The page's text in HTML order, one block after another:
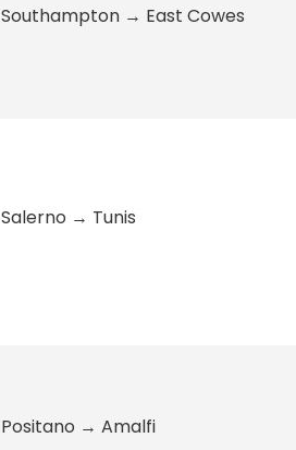
Southampton → East Cowes
Salerno → Tunis
Positano → Amalfi